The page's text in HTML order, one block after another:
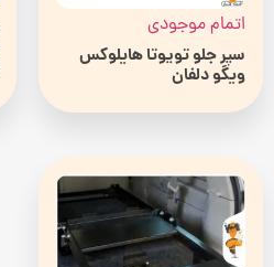
اتمام موجودی
سپر جلو تویوتا هایلوکس
ویگو دلفان